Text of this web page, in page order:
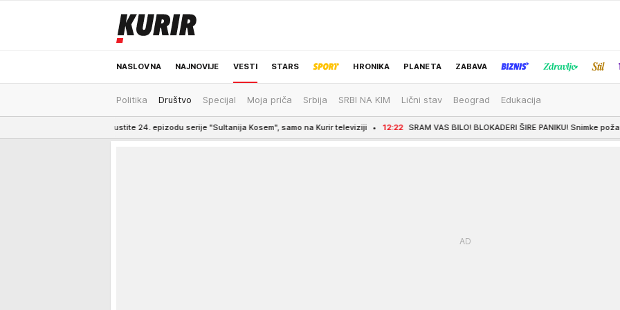
NASLOVNA NAJNOVIJE VESTI STARS HRONIKA PLANETA ZABAVA
ODRŽIVA BUDUĆNOST REGION NEWS IZBOR UREDNIKA
Politika Društvo Specijal Moja priča Srbija SRBI NA KIM Lični stav Beograd Edukacija
propustite 24. epizodu serije "Sultanija Kosem", samo na Kurir televiziji 12:22 SRAM VAS BILO! BLOKADERI ŠIRE PANIKU! Snimke požara iz Španije